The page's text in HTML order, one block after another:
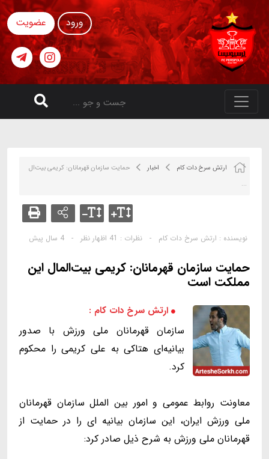
ورود عضویت
ارتش سرخ دات کام اخبار
حمایت سازمان قهرمانان: کریمی بیت‌ال
...
نویسنده : ارتش سرخ دات کام - نظرات : 41 اظهار نظر - 4 سال پیش
حمایت سازمان قهرمانان: کریمی بیت‌المال این
مملکت است
ارتش سرخ دات کام :
سازمان قهرمانان ملی ورزش با صدور
بیانیه‌ای هتاکی به علی کریمی را محکوم
کرد.
معاونت روابط عمومی و امور بین الملل سازمان قهرمانان
ملی ورزش ایران، این سازمان بیانیه ای را در حمایت از
قهرمانان ملی ورزش به شرح ذیل صادر کرد: